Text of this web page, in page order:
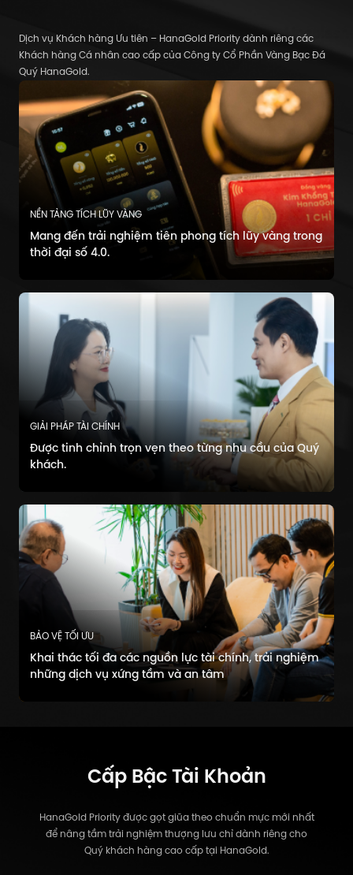
Dịch vụ Khách hàng Ưu tiên – HanaGold Priority dành riêng các
Khách hàng Cá nhân cao cấp của Công ty Cổ Phần Vàng Bạc Đá
Quý HanaGold.
NỀN TẢNG TÍCH LŨY VÀNG
Mang đến trải nghiệm tiên phong tích lũy vàng trong
thời đại số 4.0.
GIẢI PHÁP TÀI CHÍNH
Được tinh chỉnh trọn vẹn theo từng nhu cầu của Quý
khách.
BẢO VỆ TỐI ƯU
Khai thác tối đa các nguồn lực tài chính, trải nghiệm
những dịch vụ xứng tầm và an tâm
Cấp Bậc Tài Khoản
HanaGold Priority được gọt giũa theo chuẩn mực mới nhất
để nâng tầm trải nghiệm thượng lưu chỉ dành riêng cho
Quý khách hàng cao cấp tại HanaGold.